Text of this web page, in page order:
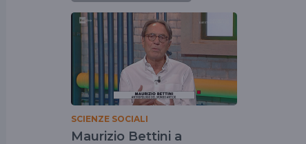
SCIENZE SOCIALI
Maurizio Bettini a